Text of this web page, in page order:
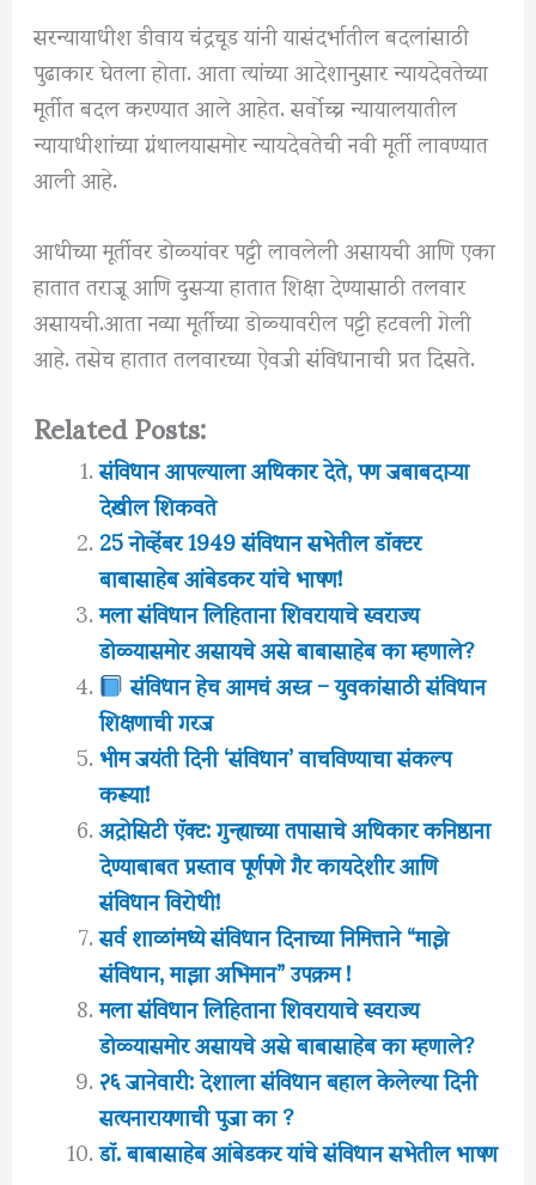
सरन्यायाधीश डीवाय चंद्रचूड यांनी यासंदर्भातील बदलांसाठी
पुढाकार घेतला होता. आता त्यांच्या आदेशानुसार न्यायदेवतेच्या
मूर्तीत बदल करण्यात आले आहेत. सर्वोच्च न्यायालयातील
न्यायाधीशांच्या ग्रंथालयासमोर न्यायदेवतेची नवी मूर्ती लावण्यात
आली आहे.
आधीच्या मूर्तीवर डोळ्यांवर पट्टी लावलेली असायची आणि एका
हातात तराजू आणि दुसऱ्या हातात शिक्षा देण्यासाठी तलवार
असायची.आता नव्या मूर्तीच्या डोळ्यावरील पट्टी हटवली गेली
आहे. तसेच हातात तलवारच्या ऐवजी संविधानाची प्रत दिसते.
Related Posts:
संविधान आपल्याला अधिकार देते, पण जबाबदाऱ्या
देखील शिकवते
25 नोव्हेंबर 1949 संविधान सभेतील डॉक्टर
बाबासाहेब आंबेडकर यांचे भाषण!
मला संविधान लिहिताना शिवरायाचे स्वराज्य
डोळ्यासमोर असायचे असे बाबासाहेब का म्हणाले?
संविधान हेच आमचं अस्त्र – युवकांसाठी संविधान
शिक्षणाची गरज
भीम जयंती दिनी ‘संविधान’ वाचविण्याचा संकल्प
करूया!
अट्रोसिटी ऍक्ट: गुन्ह्याच्या तपासाचे अधिकार कनिष्ठाना
देण्याबाबत प्रस्ताव पूर्णपणे गैर कायदेशीर आणि
संविधान विरोधी!
सर्व शाळांमध्ये संविधान दिनाच्या निमित्ताने “माझे
संविधान, माझा अभिमान” उपक्रम !
मला संविधान लिहिताना शिवरायाचे स्वराज्य
डोळ्यासमोर असायचे असे बाबासाहेब का म्हणाले?
२६ जानेवारी: देशाला संविधान बहाल केलेल्या दिनी
सत्यनारायणाची पुजा का ?
डॉ. बाबासाहेब आंबेडकर यांचे संविधान सभेतील भाषण